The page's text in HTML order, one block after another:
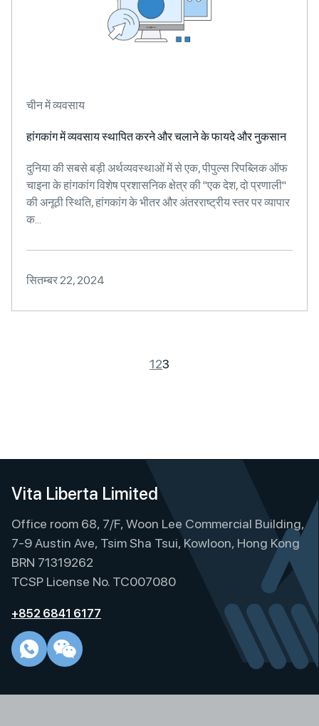
चीन में व्यवसाय
हांगकांग में व्यवसाय स्थापित करने और चलाने के फायदे और नुकसान
दुनिया की सबसे बड़ी अर्थव्यवस्थाओं में से एक, पीपुल्स रिपब्लिक ऑफ
चाइना के हांगकांग विशेष प्रशासनिक क्षेत्र की "एक देश, दो प्रणाली"
की अनूठी स्थिति, हांगकांग के भीतर और अंतरराष्ट्रीय स्तर पर व्यापार
क...
सितम्बर 22, 2024
123
Vita Liberta Limited
Office room 68, 7/F, Woon Lee Commercial Building,
7-9 Austin Ave, Tsim Sha Tsui, Kowloon, Hong Kong
BRN 71319262
TCSP License No. TC007080
+852 6841 6177